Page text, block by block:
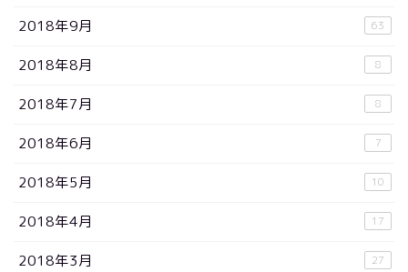
2018年9月 63
2018年8月 8
2018年7月 8
2018年6月 7
2018年5月 10
2018年4月 17
2018年3月 27